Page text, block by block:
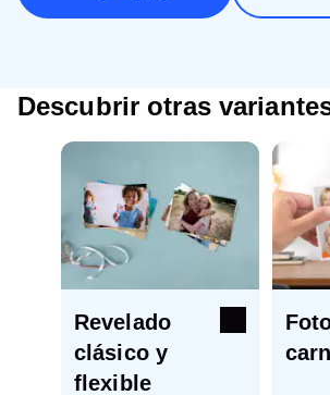
Descubrir otras
Revelado
clásico y
flexible